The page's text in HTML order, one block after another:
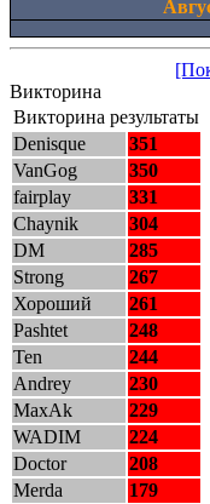
Викторина
Викторина результаты
Denisque
351
VanGog
350
fairplay
331
Chaynik
304
DM
285
Strong
267
Хороший
261
Pashtet
248
Ten
244
Andrey
230
MaxAk
229
WADIM
224
Doctor
208
Merda
179